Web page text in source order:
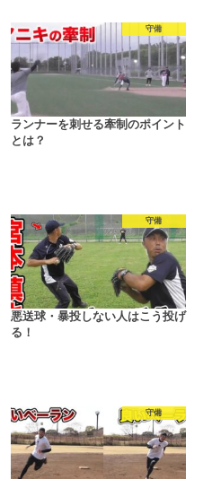
守備
ランナーを刺せる牽制のポイント
とは？
守備
悪送球・暴投しない人はこう投げ
る！
守備